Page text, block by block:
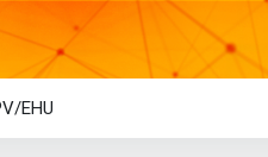
EHU